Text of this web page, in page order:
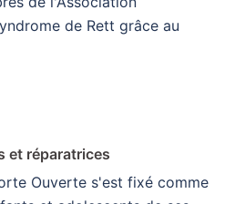
de Rett grâce au
et réparatrices
Ouverte s'est fixé comme